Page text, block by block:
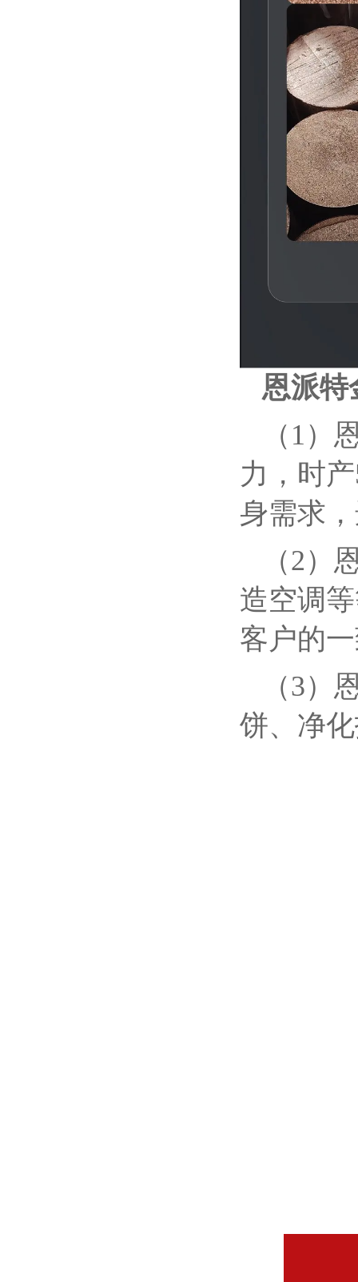
恩派特
（1）
力，时
身需求
（2）
造空调
客户的
（3）
饼、净